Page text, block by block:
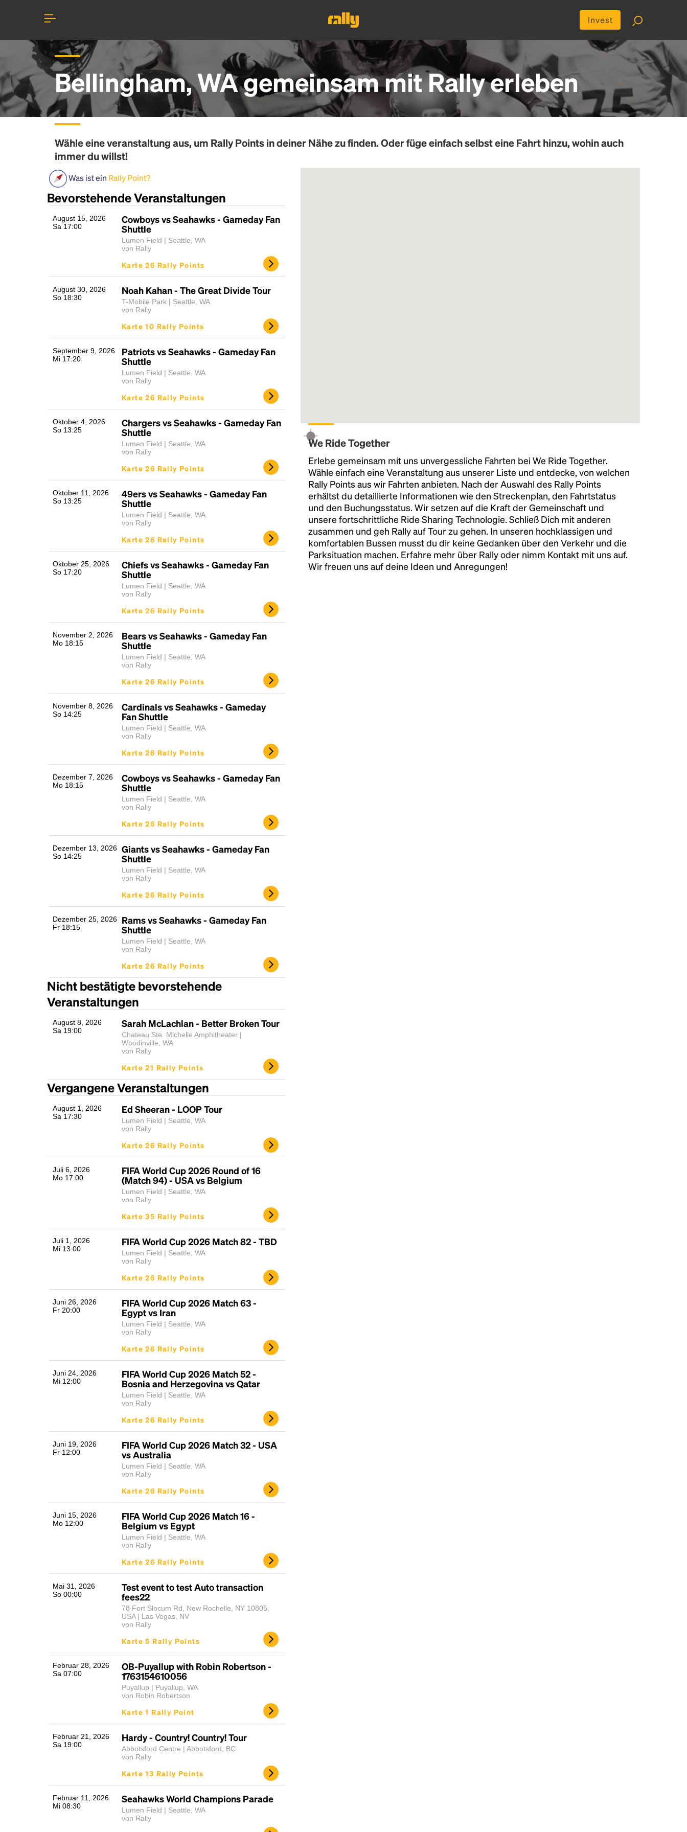
Invest
Bellingham, WA gemeinsam mit Rally erleben
Wähle eine veranstaltung aus, um Rally Pointsin deiner Nähe zu finden. Oder füge einfach selbst eine Fahrt hinzu, wohin auch
immer du willst!
Was ist ein Rally Point?
Bevorstehende Veranstaltungen
August 15, 2026
Sa 17:00
Cowboys vs Seahawks - Gameday Fan
Shuttle
Lumen Field | Seattle, WA
von Rally
Karte 26 Rally Points
August 30, 2026
So 18:30
Noah Kahan - The Great Divide Tour
T-Mobile Park | Seattle, WA
von Rally
Karte 10 Rally Points
September 9, 2026
Mi 17:20
Patriots vs Seahawks - Gameday Fan
Shuttle
Lumen Field | Seattle, WA
von Rally
Karte 26 Rally Points
Oktober 4, 2026
So 13:25
Chargers vs Seahawks - Gameday Fan
Shuttle
Lumen Field | Seattle, WA
von Rally
Karte 26 Rally Points
Oktober 11, 2026
So 13:25
49ers vs Seahawks - Gameday Fan
Shuttle
Lumen Field | Seattle, WA
von Rally
Karte 26 Rally Points
Oktober 25, 2026
So 17:20
Chiefs vs Seahawks - Gameday Fan
Shuttle
Lumen Field | Seattle, WA
von Rally
Karte 26 Rally Points
November 2, 2026
Mo 18:15
Bears vs Seahawks - Gameday Fan
Shuttle
Lumen Field | Seattle, WA
von Rally
Karte 26 Rally Points
November 8, 2026
So 14:25
Cardinals vs Seahawks - Gameday
Fan Shuttle
Lumen Field | Seattle, WA
von Rally
Karte 26 Rally Points
Dezember 7, 2026
Mo 18:15
Cowboys vs Seahawks - Gameday Fan
Shuttle
Lumen Field | Seattle, WA
von Rally
Karte 26 Rally Points
Dezember 13, 2026
So 14:25
Giants vs Seahawks - Gameday Fan
Shuttle
Lumen Field | Seattle, WA
von Rally
Karte 26 Rally Points
Dezember 25, 2026
Fr 18:15
Rams vs Seahawks - Gameday Fan
Shuttle
Lumen Field | Seattle, WA
von Rally
Karte 26 Rally Points
Nicht bestätigte bevorstehende
Veranstaltungen
August 8, 2026
Sa 19:00
Sarah McLachlan - Better Broken Tour
Chateau Ste. Michelle Amphitheater |
Woodinville, WA
von Rally
Karte 21 Rally Points
Vergangene Veranstaltungen
August 1, 2026
Sa 17:30
Ed Sheeran - LOOP Tour
Lumen Field | Seattle, WA
von Rally
Karte 26 Rally Points
Juli 6, 2026
Mo 17:00
FIFA World Cup 2026 Round of 16
(Match 94) - USA vs Belgium
Lumen Field | Seattle, WA
von Rally
Karte 35 Rally Points
Juli 1, 2026
Mi 13:00
FIFA World Cup 2026 Match 82 - TBD
Lumen Field | Seattle, WA
von Rally
Karte 26 Rally Points
Juni 26, 2026
Fr 20:00
FIFA World Cup 2026 Match 63 -
Egypt vs Iran
Lumen Field | Seattle, WA
von Rally
Karte 26 Rally Points
Juni 24, 2026
Mi 12:00
FIFA World Cup 2026 Match 52 -
Bosnia and Herzegovina vs Qatar
Lumen Field | Seattle, WA
von Rally
Karte 26 Rally Points
Juni 19, 2026
Fr 12:00
FIFA World Cup 2026 Match 32 - USA
vs Australia
Lumen Field | Seattle, WA
von Rally
Karte 26 Rally Points
Juni 15, 2026
Mo 12:00
FIFA World Cup 2026 Match 16 -
Belgium vs Egypt
Lumen Field | Seattle, WA
von Rally
Karte 26 Rally Points
Mai 31, 2026
So 00:00
Test event to test Auto transaction
fees22
78 Fort Slocum Rd, New Rochelle, NY 10805,
USA | Las Vegas, NV
von Rally
Karte 5 Rally Points
Februar 28, 2026
Sa 07:00
OB-Puyallup with Robin Robertson -
1763154610056
Puyallup | Puyallup, WA
von Robin Robertson
Karte 1 Rally Point
Februar 21, 2026
Sa 19:00
Hardy - Country! Country! Tour
Abbotsford Centre | Abbotsford, BC
von Rally
Karte 13 Rally Points
Februar 11, 2026
Mi 08:30
Seahawks World Champions Parade
Lumen Field | Seattle, WA
von Rally
We Ride Together
Erlebe gemeinsam mit uns unvergessliche Fahrten bei We Ride Together.
Wähle einfach eine Veranstaltung aus unserer Liste und entdecke, von welchen
Rally Points aus wir Fahrten anbieten. Nach der Auswahl des Rally Points
erhältst du detaillierte Informationen wie den Streckenplan, den Fahrtstatus
und den Buchungsstatus. Wir setzen auf die Kraft der Gemeinschaft und
unsere fortschrittliche Ride Sharing Technologie. Schließ Dich mit anderen
zusammen und geh Rally auf Tour zu gehen. In unseren hochklassigen und
komfortablen Bussen musst du dir keine Gedanken über den Verkehr und die
Parksituation machen. Erfahre mehr über Rally oder nimm Kontakt mit uns auf.
Wir freuen uns auf deine Ideen und Anregungen!
Lorem Ipsum is simply dummy text of the
dummy text ever since the 1500s, when an
unknown printer took a galley of type and
has survived not only five centuries, but also